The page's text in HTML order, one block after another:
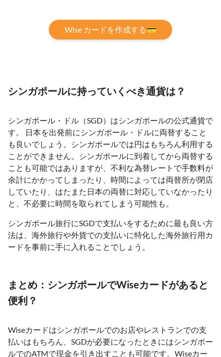
Wise カードを作成する💳
シンガポールに持っていくべき通貨は？
シンガポール・ドル（SGD）はシンガポールの公式通貨で
す。 日本を出発前にシンガポール・ドルに両替すること
も良いでしょう。シンガポールでは円はもちろん利用する
ことができません。シンガポールに到着してから両替する
ことも可能ではありますが、不利な為替レートで手数料が
余計にかかってしまったり、時間によっては両替所が閉店
していたり、はたまた日本の両替に対応していなかったり
と、不必要に時間を取られてしまう可能性も。
シンガポール旅行にSGDで支払いをするために最も良い方
法は、海外旅行や外貨での支払いに特化した海外旅行用カ
ードを事前に手に入れることでしょう。
まとめ：シンガポールでWiseカードがあると
便利？
Wiseカードはシンガポールでのお店やレストランでの支
払いはもちろん、SGDが必要になったときにはシンガポー
ルでのATMで現金を引き出すことも可能です。Wiseカー